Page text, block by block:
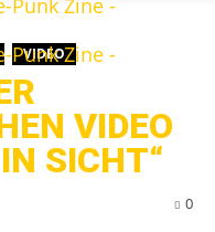
VIDEO
VIDEO
SICHT“
0